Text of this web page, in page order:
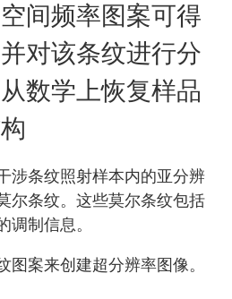
间频率图案可得
对该条纹进行分
数学上恢复样品
涉条纹照射样本内的亚分辨
尔条纹。这些莫尔条纹包括
制信息。
案来创建超分辨率图像。